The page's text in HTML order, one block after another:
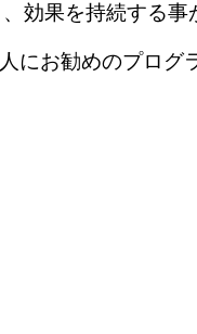
効果を持続する事
にお勧めのプログ